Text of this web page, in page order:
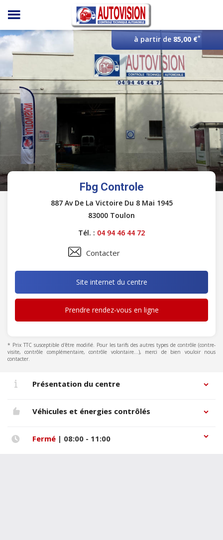
Panneau de gestion des cookies
à partir de 85,00 €*
Fbg Controle
887 Av De La Victoire Du 8 Mai 1945
83000 Toulon
Tél. : 04 94 46 44 72
Contacter
Site internet du centre
Prendre rendez-vous en ligne
* Prix TTC susceptible d'être modifié. Pour les tarifs des autres types de contrôle (contre-
visite, contrôle complémentaire, contrôle volontaire...), merci de bien vouloir nous
contacter.
Présentation du centre
Véhicules et énergies contrôlés
Fermé| 08:00 - 11:00